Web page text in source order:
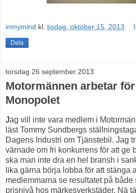
inmymind kl. tisdag, oktober 15, 2013
Dela
torsdag 26 september 2013
Motormännen arbetar
Monopolet
Jag vill inte vara medlem i
läst Tommy Sundbergs
Dagens Industri om Tjänstebil. Jag
värnade om fri konkurrens för att ge
ska man inte dra en hel bransh i
lika gärna börja lobba för att stänga
medlemmarna se resultatet på både
prisnivå hos märkesverkstäder. Nä